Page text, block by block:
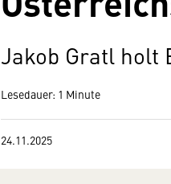
Jakob Gratl holt
Lesedauer: 1 Minute
24.11.2025